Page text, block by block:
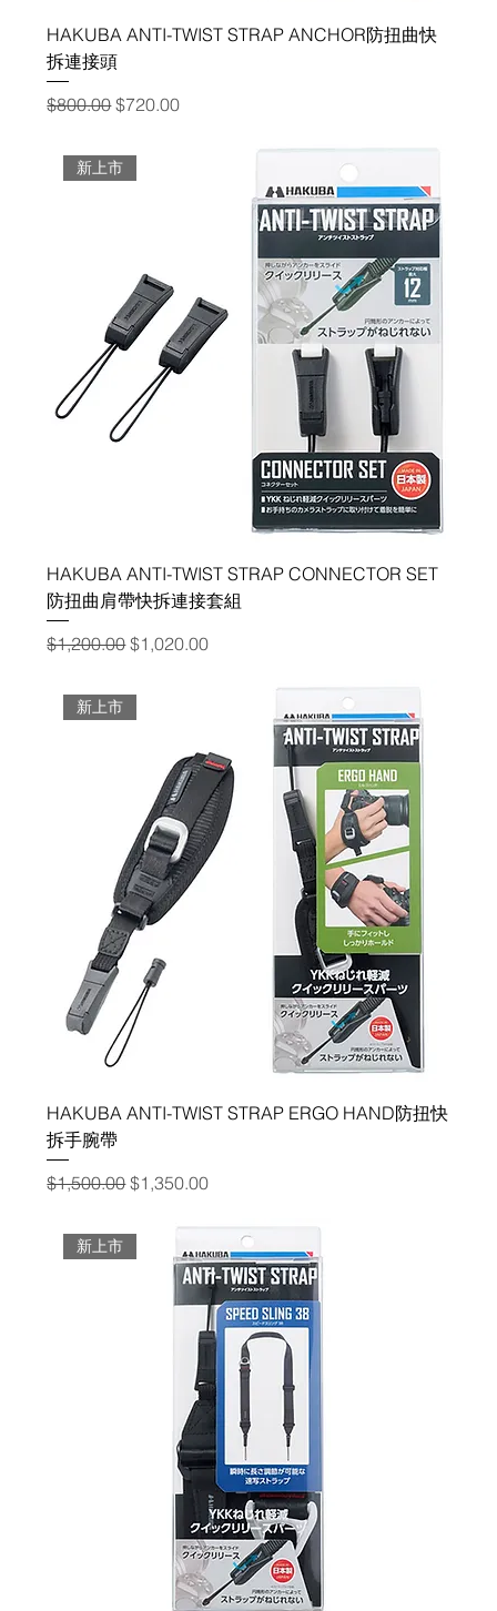
HAKUBA ANTI-TWIST STRAP ANCHOR防扭曲快
拆連接頭
一般價格
$800.00促銷價格
$720.00
新上市
HAKUBA ANTI-TWIST STRAP CONNECTOR SET
防扭曲肩帶快拆連接套組
一般價格
$1,200.00促銷價格
$1,020.00
新上市
HAKUBA ANTI-TWIST STRAP ERGO HAND防扭快
拆手腕帶
一般價格
$1,500.00促銷價格
$1,350.00
新上市